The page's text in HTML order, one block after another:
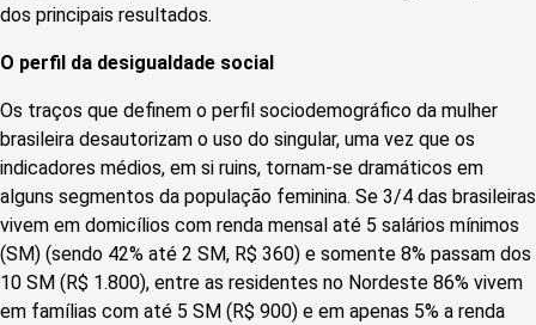
dos principais resultados.
O perfil da desigualdade social
Os traços que definem o perfil sociodemográfico da mulher
brasileira desautorizam o uso do singular, uma vez que os
indicadores médios, em si ruins, tornam-se dramáticos em
alguns segmentos da população feminina. Se 3/4 das brasileiras
vivem em domicí­lios com renda mensal até 5 salários mínimos
(SM) (sendo 42% até 2 SM, R$ 360) e somente 8% passam dos
10 SM (R$ 1.800), entre as residentes no Nordeste 86% vivem
em famílias com até 5 SM (R$ 900) e em apenas 5% a renda